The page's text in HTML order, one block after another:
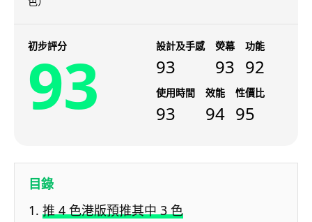
初步評分
93 設計及手感
93
熒幕
93
功能
92
使用時間
93
效能
94
性價比
95
目錄
推 4 色港版預推其中 3 色